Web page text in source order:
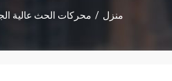
منزل / محركات الحث عالية